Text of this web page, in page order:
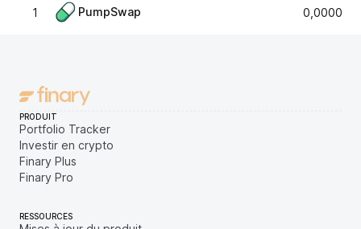
1 PumpSwap
PRODUIT
Portfolio Tracker
Investir en crypto
Finary Plus
Finary Pro
RESSOURCES